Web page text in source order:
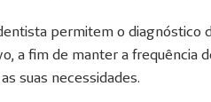
permitem o diagnóstico
a fim de manter a frequência
suas necessidades.